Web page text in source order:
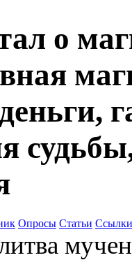
о
Опросы Статьи Ссылки